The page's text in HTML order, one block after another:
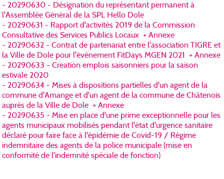
- 20290630 - Désignation du représentant permanent à
l'Assemblée Général de la SPL Hello Dole
- 20290631 - Rapport d'activités 2019 de la Commission
Consultative des Services Publics Locaux + Annexe
- 20290632 - Contrat de partenariat entre l'association TIGRE et
la Ville de Dole pour l'évènement FitDays MGEN 2021 + Annexe
- 20290633 - Creation emplois saisonniers pour la saison
estivale 2020
- 20290634 - Mises à dispositions partielles d'un agent de la
commune d'Amange et d'un agent de la commune de Châtenois
auprès de la Ville de Dole + Annexe
- 20290635 - Mise en place d'une prime exceptionnelle pour les
agents municipaux mobilisés pendant l'état d'urgence sanitaire
déclaré pour faire face à l'épidémie de Covid-19 / Régime
indemnitaire des agents de la police municipale (mise en
conformité de l'indemnité spéciale de fonction)